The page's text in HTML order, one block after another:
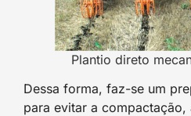
Plantio direto
Dessa forma, faz-se um
para evitar a